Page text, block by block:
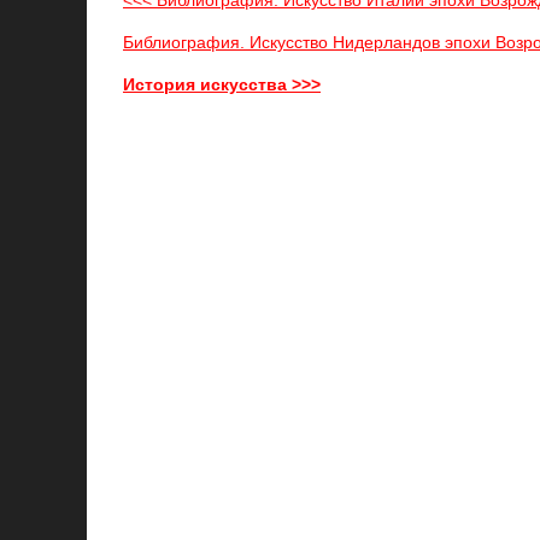
Библиография. Искусство Нидерландов эпохи
История искусства >>>